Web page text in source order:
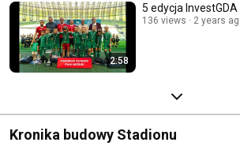
2:58
5 edycja InvestGDA
136 views 2 years
Kronika budowy Stadionu